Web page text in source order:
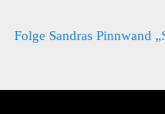
Folge Sandras Pinnwand